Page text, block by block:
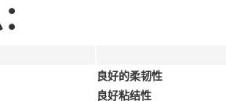
良好的柔韧性
良好粘结性